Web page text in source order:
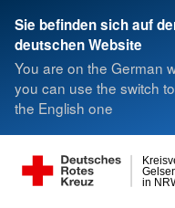
Sie befinden sich auf
deutschen Website
You are on the German
you can use the switch
the English one
in